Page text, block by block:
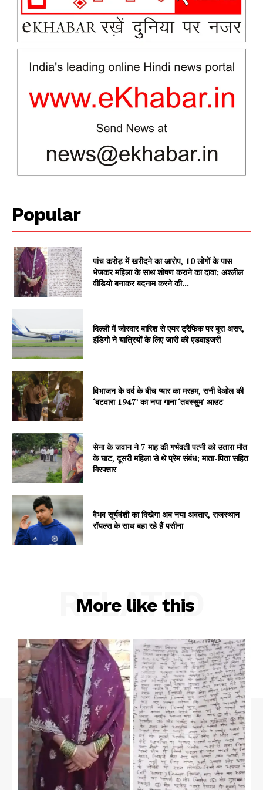
News Week
Magazine PRO
SUBSCRIBE NOW
Company
Contact us
Subscription Plans
My account
Popular
पांच करोड़ में खरीदने का आरोप, 10 लोगों के पास
भेजकर महिला के साथ शोषण कराने का दावा; अश्लील
वीडियो बनाकर बदनाम करने की...
दिल्ली में जोरदार बारिश से एयर ट्रैफिक पर बुरा असर,
इंडिगो ने यात्रियों के लिए जारी की एडवाइजरी
विभाजन के दर्द के बीच प्यार का मरहम, सनी देओल की
‘बटवारा 1947’ का नया गाना ‘तबस्सुम’ आउट
सेना के जवान ने 7 माह की गर्भवती पत्नी को उतारा मौत
के घाट, दूसरी महिला से थे प्रेम संबंध; माता-पिता सहित
गिरफ्तार
वैभव सूर्यवंशी का दिखेगा अब नया अवतार, राजस्थान
रॉयल्स के साथ बहा रहे हैं पसीना
More like this
RELATED